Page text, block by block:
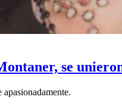
se